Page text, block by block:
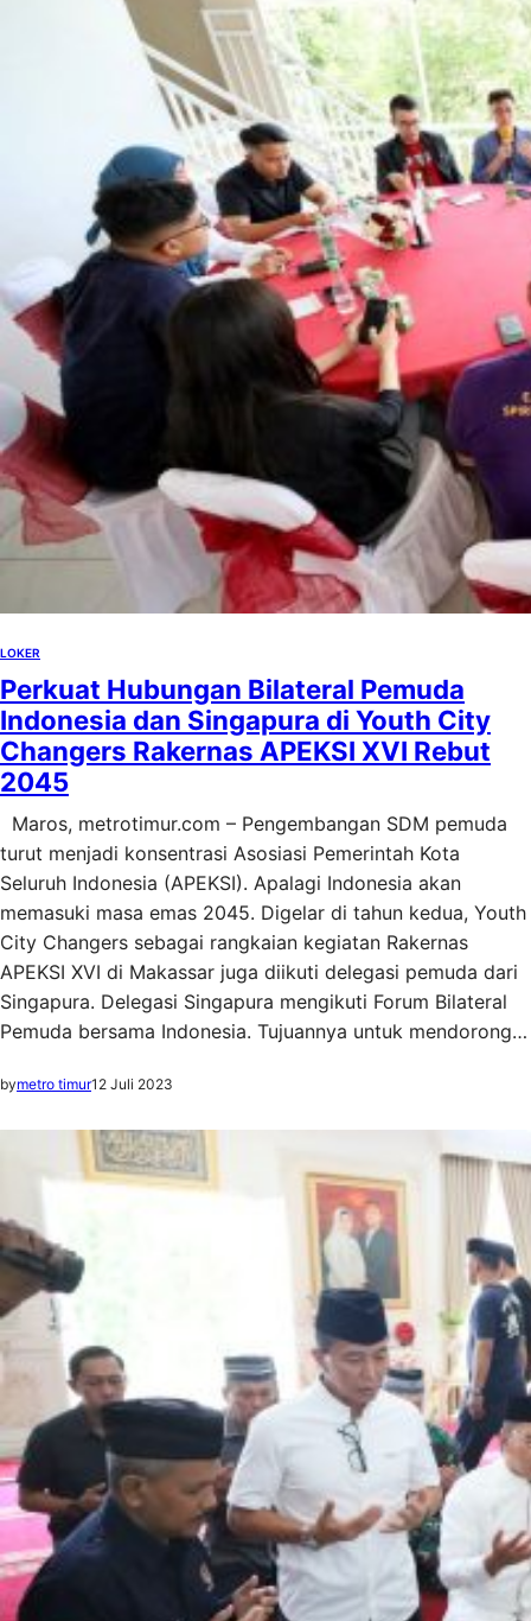
LOKER
Perkuat Hubungan Bilateral Pemuda
Indonesia dan Singapura di Youth City
Changers Rakernas APEKSI XVI Rebut
2045
Maros, metrotimur.com – Pengembangan SDM pemuda
turut menjadi konsentrasi Asosiasi Pemerintah Kota
Seluruh Indonesia (APEKSI). Apalagi Indonesia akan
memasuki masa emas 2045. Digelar di tahun kedua, Youth
City Changers sebagai rangkaian kegiatan Rakernas
APEKSI XVI di Makassar juga diikuti delegasi pemuda dari
Singapura. Delegasi Singapura mengikuti Forum Bilateral
Pemuda bersama Indonesia. Tujuannya untuk mendorong…
bymetro timur12 Juli 2023